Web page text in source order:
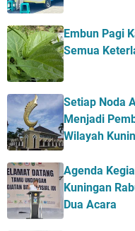
Embun Pagi
Semua
Setiap Noda
Menjadi
Wilayah
Agenda
Kuningan
Dua Acara